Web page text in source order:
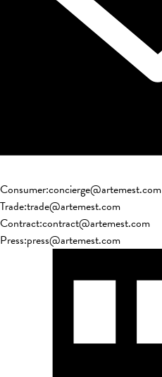
Consumer:concierge@artemest.com
Trade:trade@artemest.com
Contract:contract@artemest.com
Press:press@artemest.com